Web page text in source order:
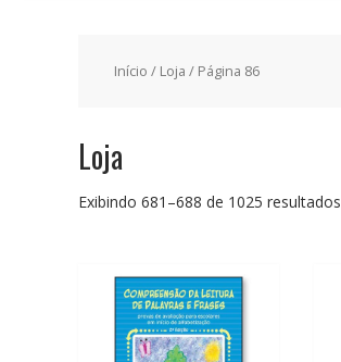
Início / Loja / Página 86
Loja
Exibindo 681–688 de 1025 resultados